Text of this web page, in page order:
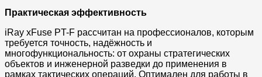
Практическая эффективность
iRay xFuse PT-F рассчитан на профессионалов, которым
требуется точность, надёжность и
многофункциональность: от охраны стратегических
объектов и инженерной разведки до применения в
рамках тактических операций. Оптимален для работы в